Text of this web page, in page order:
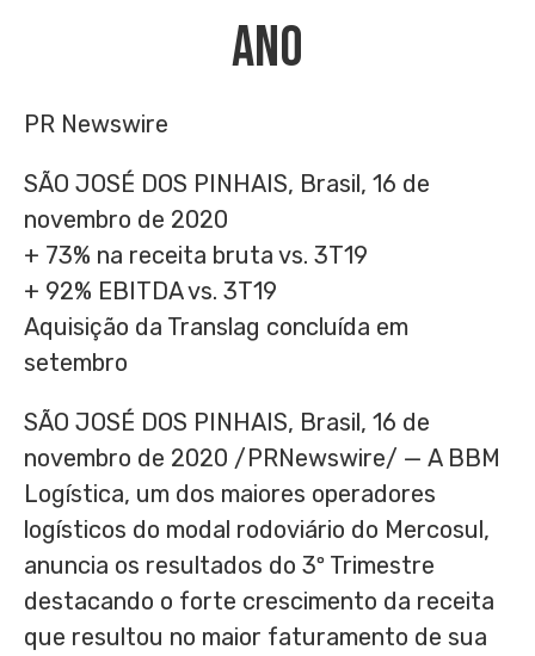
Ano
PR Newswire
SÃO JOSÉ DOS PINHAIS, Brasil, 16 de
novembro de 2020
+ 73% na receita bruta vs. 3T19
+ 92% EBITDA vs. 3T19
Aquisição da Translag concluída em
setembro
SÃO JOSÉ DOS PINHAIS, Brasil, 16 de
novembro de 2020 /PRNewswire/ — A BBM
Logística, um dos maiores operadores
logísticos do modal rodoviário do Mercosul,
anuncia os resultados do 3º Trimestre
destacando o forte crescimento da receita
que resultou no maior faturamento de sua